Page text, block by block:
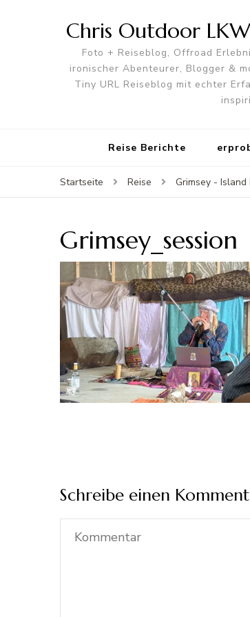
Chris Outdoor
Foto + Reiseblog, Offroad
ironischer Abenteurer, Blogger &
Tiny URL Reiseblog mit echter
Reise Berichte
Startseite Reise Grimsey -
Grimsey_session
Schreibe einen